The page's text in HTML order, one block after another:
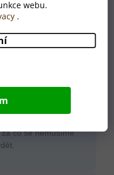
webu.
.
produkt v naší
za co se nemusíme